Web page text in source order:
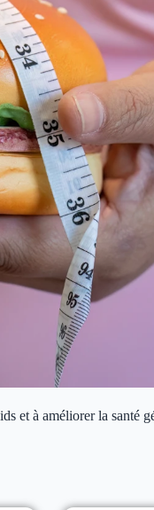
et à améliorer la santé